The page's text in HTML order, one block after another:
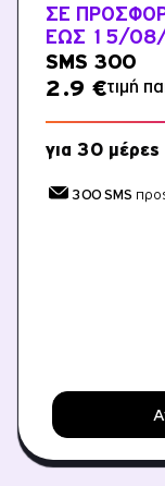
ΣΕ
ΈΩΣ 15/
SMS 300
2.9 €τιμή
για 30 μέρες
300 SMS